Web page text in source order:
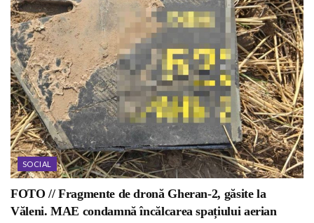
SOCIAL
FOTO // Fragmente de dronă Gheran-2, găsite la
Văleni. MAE condamnă încălcarea spațiului aerian